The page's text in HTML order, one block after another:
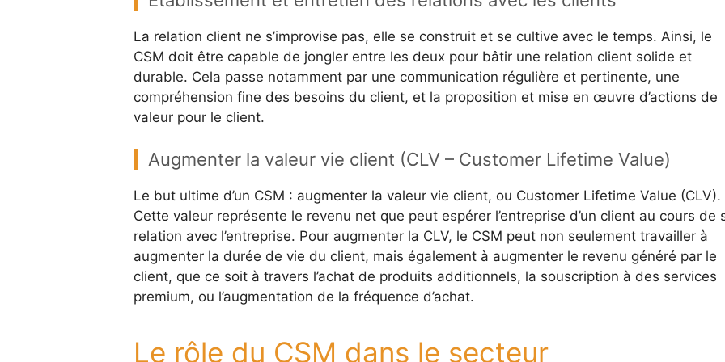
La relation client ne s’improvise pas, elle se construit et se cultive avec le temps. Ainsi, le
CSM doit être capable de jongler entre les deux pour bâtir une relation client solide et
durable. Cela passe notamment par une communication régulière et pertinente, une
compréhension fine des besoins du client, et la proposition et mise en œuvre d’actions de
valeur pour le client.
Augmenter la valeur vie client (CLV – Customer Lifetime Value)
Le but ultime d’un CSM : augmenter la valeur vie client, ou Customer Lifetime Value (CLV).
Cette valeur représente le revenu net que peut espérer l’entreprise d’un client au cours de
relation avec l’entreprise. Pour augmenter la CLV, le CSM peut non seulement travailler à
augmenter la durée de vie du client, mais également à augmenter le revenu généré par le
client, que ce soit à travers l’achat de produits additionnels, la souscription à des services
premium, ou l’augmentation de la fréquence d’achat.
Le rôle du CSM dans le secteur